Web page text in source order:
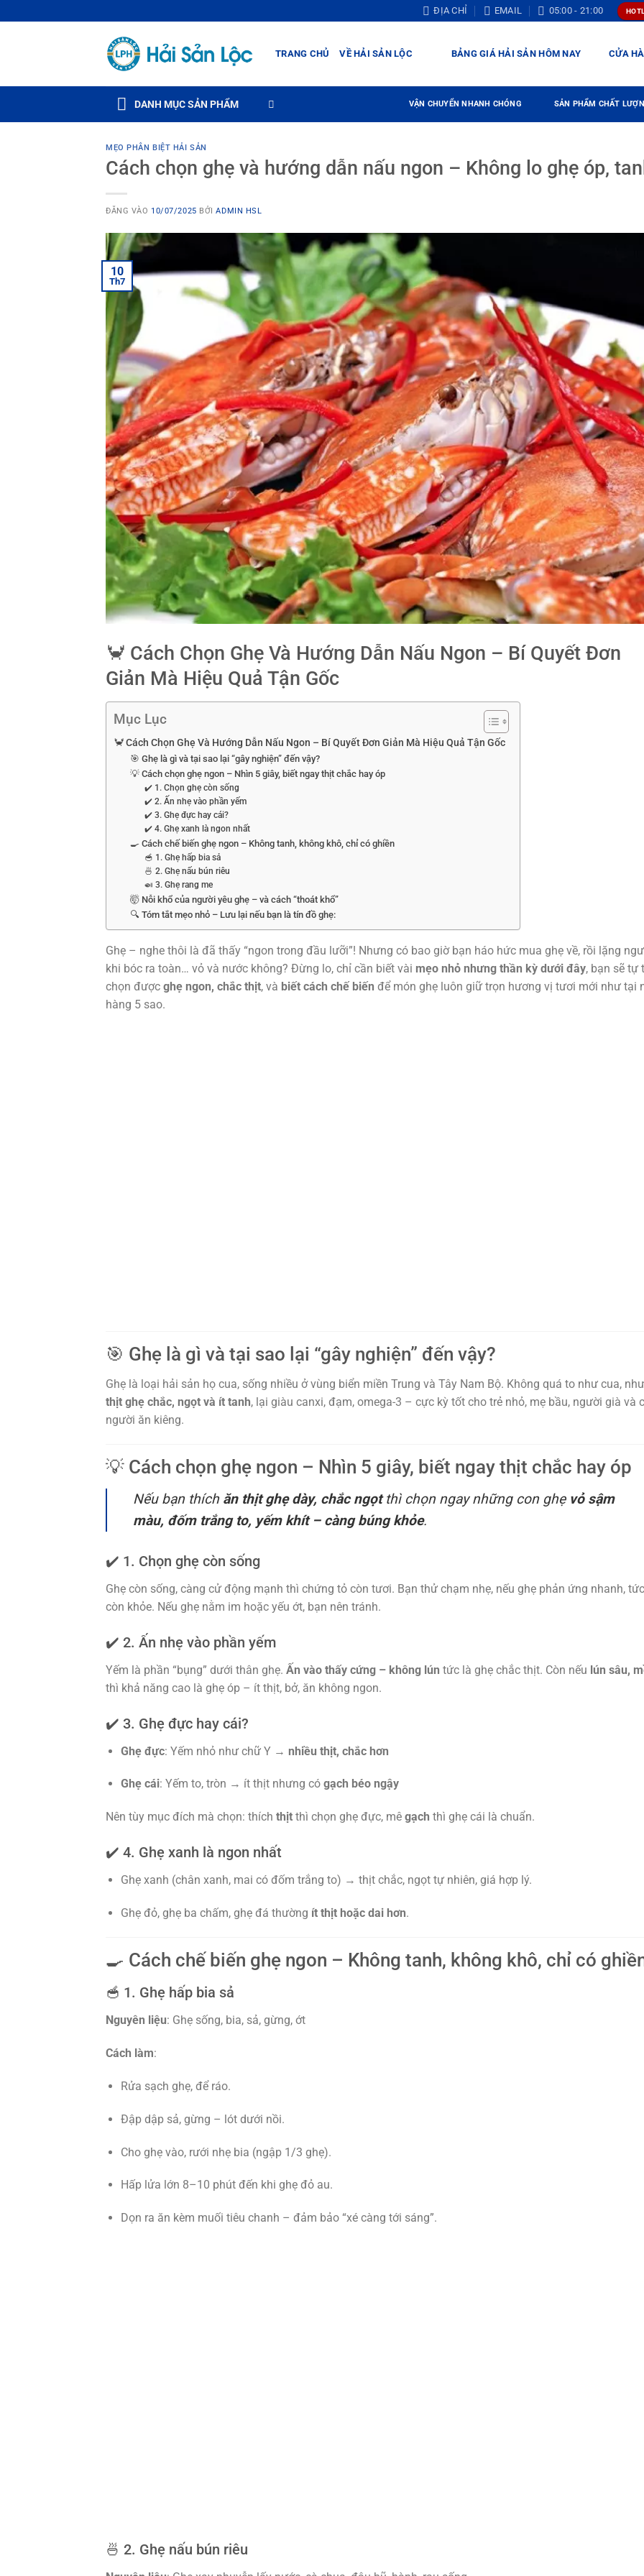
qua
ĐỊA CHỈ EMAIL 05:00 - 21:00
TRANG CHỦ VỀ HẢI SẢN LỘC BẢNG GIÁ HẢI SẢN HÔM NAY CỬA
DANH MỤC SẢN PHẨM VẬN CHUYỂN NHANH CHÓNG SẢN PHẨM CHẤT
MẸO PHÂN BIỆT HẢI SẢN
Cách chọn ghẹ và hướng dẫn nấu ngon – Không lo ghẹ óp,
ĐĂNG VÀO 10/07/2025 BỞIADMIN HSL
10
Th7
🦀 Cách Chọn Ghẹ Và Hướng Dẫn Nấu Ngon – Bí Quyết Đơn
Giản Mà Hiệu Quả Tận Gốc
Mục Lục
🦀 Cách Chọn Ghẹ Và Hướng Dẫn Nấu Ngon – Bí Quyết Đơn Giản Mà Hiệu Quả Tận Gốc
🎯 Ghẹ là gì và tại sao lại “gây nghiện” đến vậy?
💡 Cách chọn ghẹ ngon – Nhìn 5 giây, biết ngay thịt chắc hay óp
✔️ 1. Chọn ghẹ còn sống
✔️ 2. Ấn nhẹ vào phần yếm
✔️ 3. Ghẹ đực hay cái?
✔️ 4. Ghẹ xanh là ngon nhất
🍳 Cách chế biến ghẹ ngon – Không tanh, không khô, chỉ có ghiền
🥣 1. Ghẹ hấp bia sả
🍜 2. Ghẹ nấu bún riêu
🍛 3. Ghẹ rang me
🤯 Nỗi khổ của người yêu ghẹ – và cách “thoát khổ”
🔍 Tóm tắt mẹo nhỏ – Lưu lại nếu bạn là tín đồ ghẹ:
Ghẹ – nghe thôi là đã thấy “ngon trong đầu lưỡi”! Nhưng có bao giờ bạn háo hức mua ghẹ về, rồi lặng
khi bóc ra toàn… vỏ và nước không? Đừng lo, chỉ cần biết vài mẹo nhỏ nhưng thần kỳ dưới đây, bạn sẽ tự
chọn được ghẹ ngon, chắc thịt, và biết cách chế biến để món ghẹ luôn giữ trọn hương vị tươi mới như tại
hàng 5 sao.
🎯 Ghẹ là gì và tại sao lại “gây nghiện” đến vậy?
Ghẹ là loại hải sản họ cua, sống nhiều ở vùng biển miền Trung và Tây Nam Bộ. Không quá to như cua,
thịt ghẹ chắc, ngọt và ít tanh, lại giàu canxi, đạm, omega-3 – cực kỳ tốt cho trẻ nhỏ, mẹ bầu, người già và
người ăn kiêng.
💡 Cách chọn ghẹ ngon – Nhìn 5 giây, biết ngay thịt chắc hay óp
Nếu bạn thích ăn thịt ghẹ dày, chắc ngọtthì chọn ngay những con ghẹ vỏ sậm
màu, đốm trắng to, yếm khít – càng búng khỏe.
✔️ 1. Chọn ghẹ còn sống
Ghẹ còn sống, càng cử động mạnh thì chứng tỏ còn tươi. Bạn thử chạm nhẹ, nếu ghẹ phản ứng nhanh,
còn khỏe. Nếu ghẹ nằm im hoặc yếu ớt, bạn nên tránh.
✔️ 2. Ấn nhẹ vào phần yếm
Yếm là phần “bụng” dưới thân ghẹ. Ấn vào thấy cứng – không lún tức là ghẹ chắc thịt. Còn nếu lún sâu,
thì khả năng cao là ghẹ óp – ít thịt, bở, ăn không ngon.
✔️ 3. Ghẹ đực hay cái?
Ghẹ đực: Yếm nhỏ như chữ Y → nhiều thịt, chắc hơn
Ghẹ cái: Yếm to, tròn → ít thịt nhưng có gạch béo ngậy
Nên tùy mục đích mà chọn: thích thịt thì chọn ghẹ đực, mê gạch thì ghẹ cái là chuẩn.
✔️ 4. Ghẹ xanh là ngon nhất
Ghẹ xanh (chân xanh, mai có đốm trắng to) → thịt chắc, ngọt tự nhiên, giá hợp lý.
Ghẹ đỏ, ghẹ ba chấm, ghẹ đá thường ít thịt hoặc dai hơn.
🍳 Cách chế biến ghẹ ngon – Không tanh, không khô, chỉ có
🥣 1. Ghẹ hấp bia sả
Nguyên liệu: Ghẹ sống, bia, sả, gừng, ớt
Cách làm:
Rửa sạch ghẹ, để ráo.
Đập dập sả, gừng – lót dưới nồi.
Cho ghẹ vào, rưới nhẹ bia (ngập 1/3 ghẹ).
Hấp lửa lớn 8–10 phút đến khi ghẹ đỏ au.
Dọn ra ăn kèm muối tiêu chanh – đảm bảo “xé càng tới sáng”.
🍜 2. Ghẹ nấu bún riêu